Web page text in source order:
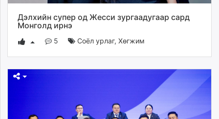
Дэлхийн супер од Жесси зургаадугаар сард
Монголд ирнэ
5 Соёл урлаг,Хөгжим